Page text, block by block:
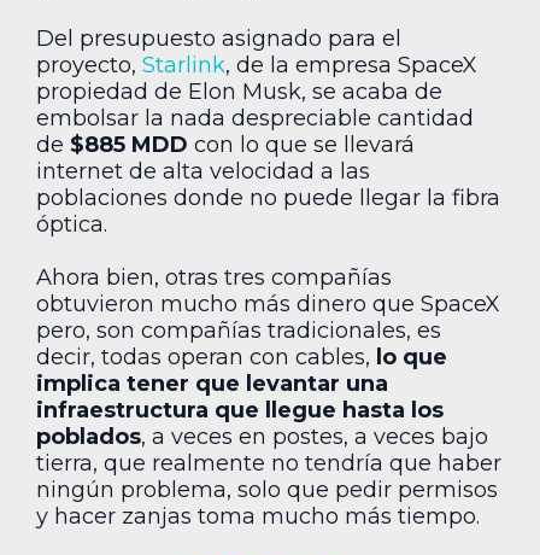
Del presupuesto asignado para el
proyecto, Starlink, de la empresa SpaceX
propiedad de Elon Musk, se acaba de
embolsar la nada despreciable cantidad
de $885 MDD con lo que se llevará
internet de alta velocidad a las
poblaciones donde no puede llegar la fibra
óptica.
Ahora bien, otras tres compañías
obtuvieron mucho más dinero que SpaceX
pero, son compañías tradicionales, es
decir, todas operan con cables, lo que
implica tener que levantar una
infraestructura que llegue hasta los
poblados, a veces en postes, a veces bajo
tierra, que realmente no tendría que haber
ningún problema, solo que pedir permisos
y hacer zanjas toma mucho más tiempo.